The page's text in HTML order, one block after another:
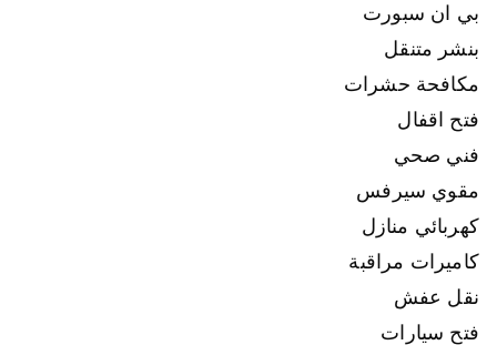
بي ان سبورت
بنشر متنقل
مكافحة حشرات
فتح اقفال
فني صحي
مقوي سيرفس
كهربائي منازل
كاميرات مراقبة
نقل عفش
فتح سيارات